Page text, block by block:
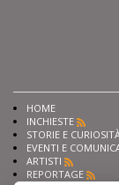
HOME
INCHIESTE
STORIE E
EVENTI E
ARTISTI
REPORTAGE